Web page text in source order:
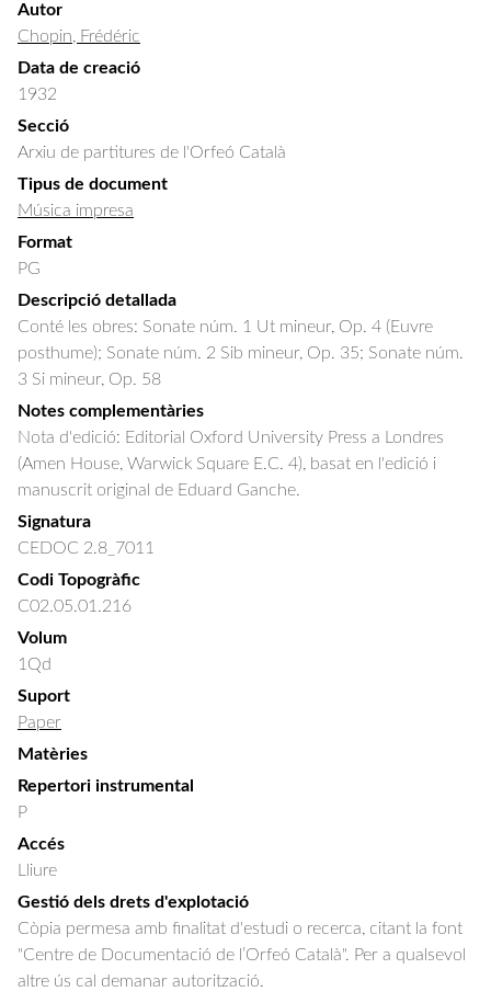
Autor
Chopin, Frédéric
Data de creació
1932
Secció
Arxiu de partitures de l'Orfeó Català
Tipus de document
Música impresa
Format
PG
Descripció detallada
Conté les obres: Sonate núm. 1 Ut mineur, Op. 4 (Euvre
posthume); Sonate núm. 2 Sib mineur, Op. 35; Sonate núm.
3 Si mineur, Op. 58
Notes complementàries
Nota d'edició: Editorial Oxford University Press a Londres
(Amen House, Warwick Square E.C. 4), basat en l'edició i
manuscrit original de Eduard Ganche.
Signatura
CEDOC 2.8_7011
Codi Topogràfic
C02.05.01.216
Volum
1Qd
Suport
Paper
Matèries
Repertori instrumental
P
Accés
Lliure
Gestió dels drets d'explotació
Còpia permesa amb finalitat d'estudi o recerca, citant la font
"Centre de Documentació de l’Orfeó Català". Per a qualsevol
altre ús cal demanar autorització.